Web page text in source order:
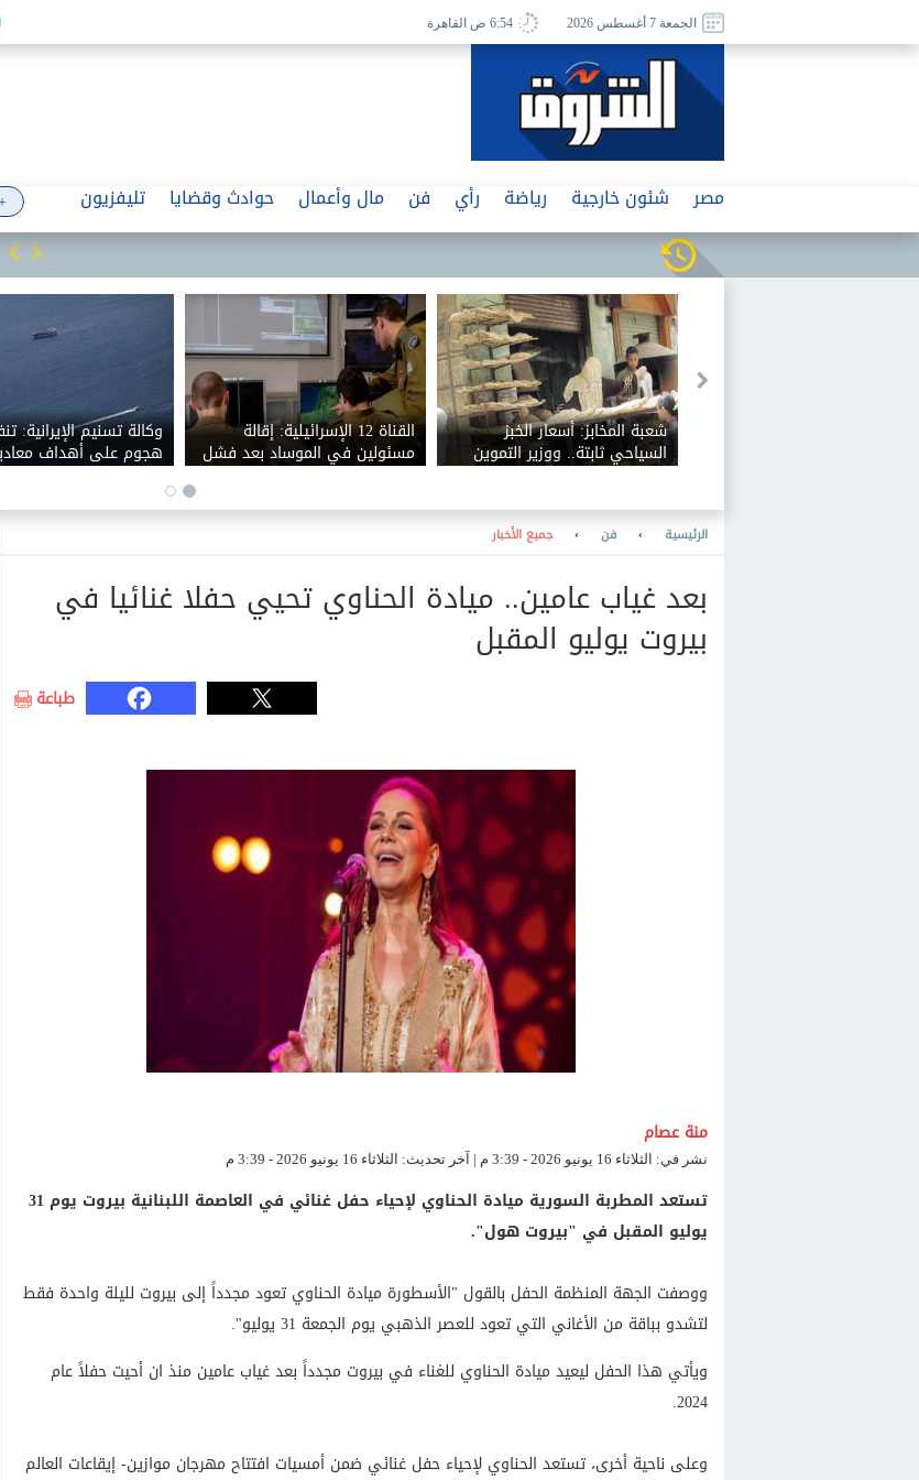
الجمعة 7 أغسطس 2026 6:54 ص القاهرة
مصر شئون خارجية رياضة رأي فن مال وأعمال حوادث وقضايا تليفزيون
شعبة المخابز: أسعار الخبز
السياحي ثابتة.. ووزير التموين
رفض زيادة 12.5%
القناة 12 الإسرائيلية: إقالة
مسئولين في الموساد بعد فشل
خطة لإسقاط النظام الإيراني
وكالة تسنيم الإيرانية:
هجوم على أهداف
مدخل مضيق هرمز
الرئيسية › فن › جميع الأخبار
بعد غياب عامين.. ميادة الحناوي تحيي حفلا غنائيا في
بيروت يوليو المقبل
طباعة
منة عصام
نشر في: الثلاثاء 16 يونيو 2026 - 3:39 م | آخر تحديث: الثلاثاء 16 يونيو 2026 - 3:39 م
تستعد المطربة السورية ميادة الحناوي لإحياء حفل غنائي في العاصمة اللبنانية بيروت يوم 31
يوليو المقبل في "بيروت هول".
ووصفت الجهة المنظمة الحفل بالقول "الأسطورة ميادة الحناوي تعود مجدداً إلى بيروت لليلة واحدة فقط
لتشدو بباقة من الأغاني التي تعود للعصر الذهبي يوم الجمعة 31 يوليو".
ويأتي هذا الحفل ليعيد ميادة الحناوي للغناء في بيروت مجدداً بعد غياب عامين منذ ان أحيت حفلاً عام
2024.
وعلى ناحية أخرى، تستعد الحناوي لإحياء حفل غنائي ضمن أمسيات افتتاح مهرجان موازين- إيقاعات العالم